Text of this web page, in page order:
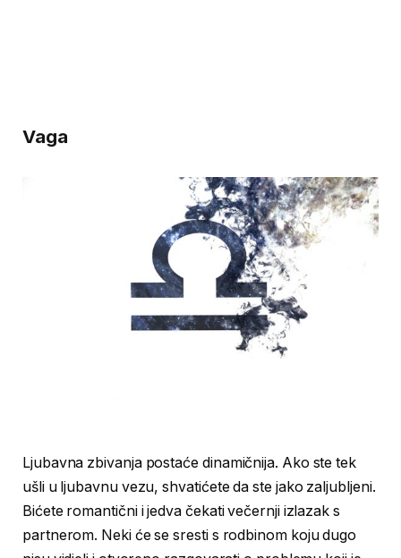
Vaga
Ljubavna zbivanja postaće dinamičnija. Ako ste tek
ušli u ljubavnu vezu, shvatićete da ste jako zaljubljeni.
Bićete romantični i jedva čekati večernji izlazak s
partnerom. Neki će se sresti s rodbinom koju dugo